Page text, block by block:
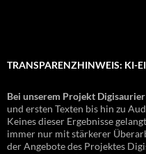
TRANSPARENZHINWEIS: KI-
Bei unserem Projekt
und ersten Texten bis hin zu
Keines dieser Ergebnisse
immer nur mit stärkerer
der Angebote des Projektes